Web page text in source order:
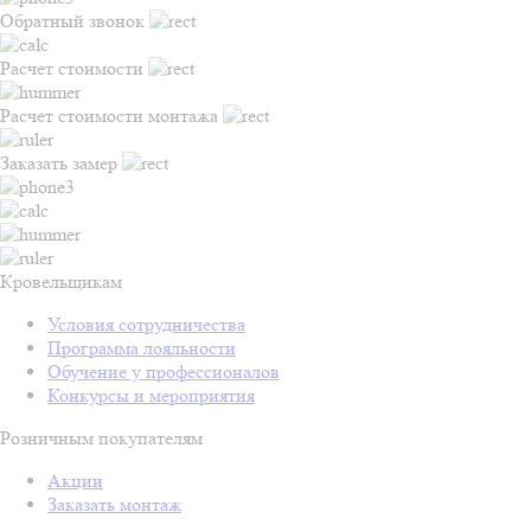
Обратный звонок
Расчет стоимости
Расчет стоимости монтажа
Заказать замер
Кровельщикам
Условия сотрудничества
Программа лояльности
Обучение у профессионалов
Конкурсы и мероприятия
Розничным покупателям
Акции
Заказать монтаж